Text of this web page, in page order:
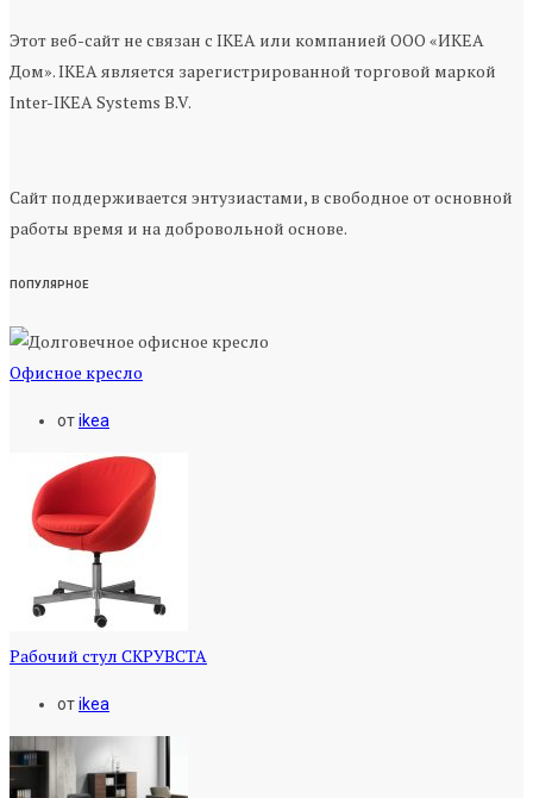
Этот веб-сайт не связан с IKEA или компанией ООО «ИКЕА
Дом». IKEA является зарегистрированной торговой маркой
Inter-IKEA Systems B.V.
Сайт поддерживается энтузиастами, в свободное от основной
работы время и на добровольной основе.
ПОПУЛЯРНОЕ
Офисное кресло
отikea
Рабочий стул СКРУВСТА
отikea